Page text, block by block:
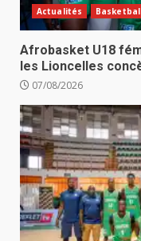
Actualités
Afrobasket U18
les Lioncelles
07/08/2026